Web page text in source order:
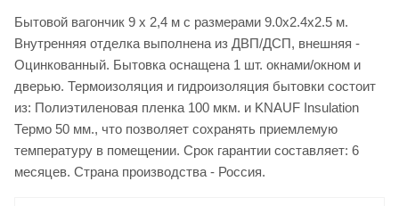
Бытовой вагончик 9 х 2,4 м с размерами 9.0x2.4x2.5 м.
Внутренняя отделка выполнена из ДВП/ДСП, внешняя -
Оцинкованный. Бытовка оснащена 1 шт. окнами/окном и
дверью. Термоизоляция и гидроизоляция бытовки состоит
из: Полиэтиленовая пленка 100 мкм. и KNAUF Insulation
Термо 50 мм., что позволяет сохранять приемлемую
температуру в помещении. Срок гарантии составляет: 6
месяцев. Страна производства - Россия.